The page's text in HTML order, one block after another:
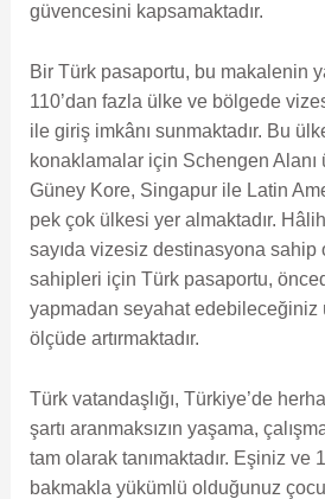
güvencesini kapsamaktadır.
Bir Türk pasaportu, bu makalenin
110’dan fazla ülke ve bölgede
ile giriş imkânı sunmaktadır. Bu
konaklamalar için Schengen Alanı
Güney Kore, Singapur ile Latin
pek çok ülkesi yer almaktadır.
sayıda vizesiz destinasyona sahip
sahipleri için Türk pasaportu,
yapmadan seyahat edebileceğiniz
ölçüde artırmaktadır.
Türk vatandaşlığı, Türkiye’de
şartı aranmaksızın yaşama,
tam olarak tanımaktadır. Eşiniz ve
bakmakla yükümlü olduğunuz